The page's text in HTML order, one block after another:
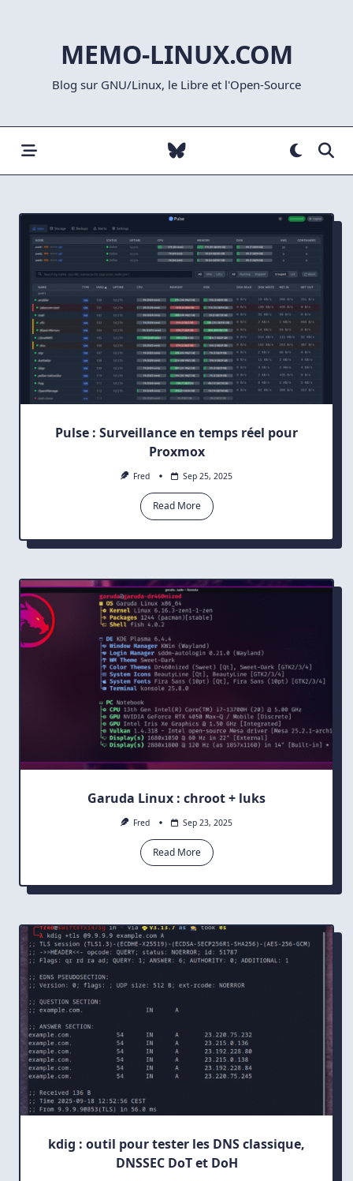
MEMO-LINUX.COM
Blog sur GNU/Linux, le Libre et l'Open-Source
Pulse : Surveillance en temps réel pour
Proxmox
Fred Sep 25, 2025
Read More
Garuda Linux : chroot + luks
Fred Sep 23, 2025
Read More
kdig : outil pour tester les DNS classique,
DNSSEC DoT et DoH